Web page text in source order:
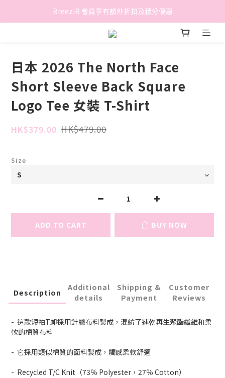
香港地區滿$500免費送貨 (離島區及偏遠地區除外)
BreeziB 會員享有額外折扣及積分優惠
香港地區滿$500免費送貨 (離島區及偏遠地區除外)
日本 2026 The North Face
Short Sleeve Back Square
Logo Tee 女裝 T-Shirt
HK$379.00 HK$479.00
Size
ADD TO CART BUY NOW
Description
Additional
details
Shipping &
Payment
Customer
Reviews
- 這款短袖T卹採用針織布料製成，混紡了速乾再生聚酯纖維和柔
軟的棉質布料
- 它採用類似棉質的面料製成，觸感柔軟舒適
- Recycled T/C Knit（73％ Polyester，27％ Cotton）